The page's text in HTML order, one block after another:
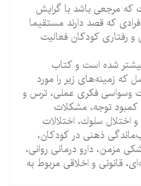
مرجعی باشد با گرایش
كه قصد دارند مستقیما
و رفتاری كودكان فعالیت
شده است و كتاب
زمینه‌های زیر را مورد
وسواسی فكری عملی، ترس و
توجه، مشكلات
اختلال سلوك، اختلالات
ذهنی در كودكان،
مزمن، دارو درمانی روانی،
قانونی و اخلاقی مربوط به